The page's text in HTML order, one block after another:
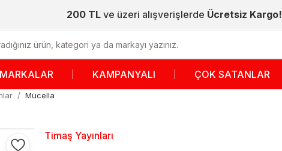
200 TLve üzeri alışverişlerde Ücretsiz Kargo!
KAMPANYALI ÇOK SATANLAR
Mücella
Timaş Yayınları